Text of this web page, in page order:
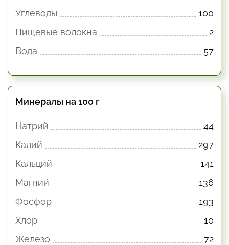
Углеводы
100
Пищевые волокна
2
Вода
57
Минералы на 100 г
Натрий
44
Калий
297
Кальций
141
Магний
136
Фосфор
193
Хлор
10
Железо
72